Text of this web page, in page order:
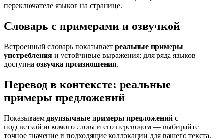
переключателе языков на странице.
Словарь с примерами и озвучкой
Встроенный словарь показывает реальные примеры
употребления и устойчивые выражения; для ряда языков
доступна озвучка произношения.
Перевод в контексте: реальные
примеры предложений
Показываем двуязычные примеры предложений с
подсветкой искомого слова и его переводом — выбирайте
точное значение и подходящие коллокации для вашего текста.